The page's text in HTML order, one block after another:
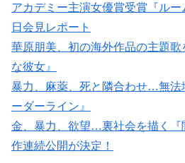
アカデミー主演女優賞受賞『ル
日会見レポート
華原朋美、初の海外作品の主題
な彼女』
暴力、麻薬、死と隣合わせ…無法
ーダーライン』
金、暴力、欲望…裏社会を描く『
作連続公開が決定！